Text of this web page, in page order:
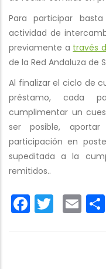
Para participar
actividad de
previamente a través
de la Red Andaluza de
Al finalizar el ciclo de
préstamo, cada
cumplimentar un
ser posible,
participación en
supeditada a la
remitidos..
Facebook
Twitter